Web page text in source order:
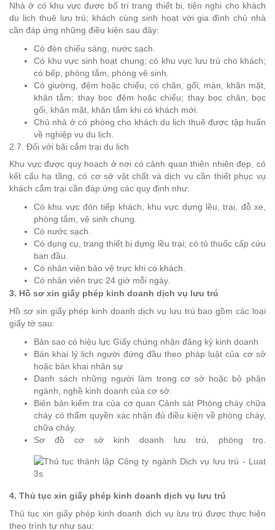
Nhà ở có khu vực được bố trí trang thiết bị, tiện nghi cho khách
du lịch thuê lưu trú; khách cùng sinh hoạt với gia đình chủ nhà
cần đáp ứng những điều kiện sau đây:
Có đèn chiếu sáng, nước sạch.
Có khu vực sinh hoạt chung; có khu vực lưu trú cho khách;
có bếp, phòng tắm, phòng vệ sinh.
Có giường, đệm hoặc chiếu; có chăn, gối, màn, khăn mặt,
khăn tắm; thay bọc đệm hoặc chiếu; thay bọc chăn, bọc
gối, khăn mặt, khăn tắm khi có khách mới.
Chủ nhà ở có phòng cho khách du lịch thuê được tập huấn
về nghiệp vụ du lịch.
2.7. Đối với bãi cắm trại du lịch
Khu vực được quy hoạch ở nơi có cảnh quan thiên nhiên đẹp, có
kết cấu hạ tầng, có cơ sở vật chất và dịch vụ cần thiết phục vụ
khách cắm trại cần đáp ứng các quy định như:
Có khu vực đón tiếp khách, khu vực dựng lều, trại, đỗ xe,
phòng tắm, vệ sinh chung.
Có nước sạch.
Có dụng cụ, trang thiết bị dựng lều trại; có tủ thuốc cấp cứu
ban đầu.
Có nhân viên bảo vệ trực khi có khách.
Có nhân viên trực 24 giờ mỗi ngày.
3. Hồ sơ xin giấy phép kinh doanh dịch vụ lưu trú
Hồ sơ xin giấy phép kinh doanh dịch vụ lưu trú bao gồm các loại
giấy tờ sau:
Bản sao có hiệu lực Giấy chứng nhận đăng ký kinh doanh
Bản khai lý lịch người đứng đầu theo pháp luật của cơ sở
hoặc bản khai nhân sự
Danh sách những người làm trong cơ sở hoặc bộ phận
ngành, nghề kinh doanh của cơ sở.
Biên bản kiểm tra của cơ quan Cảnh sát Phòng cháy chữa
cháy có thẩm quyền xác nhận đủ điều kiện về phòng cháy,
chữa cháy.
Sơ đồ cơ sở kinh doanh lưu trú, phòng trọ.
4. Thủ tục xin giấy phép kinh doanh dịch vụ lưu trú
Thủ tục xin giấy phép kinh doanh dịch vụ lưu trú được thực hiện
theo trình tự như sau: